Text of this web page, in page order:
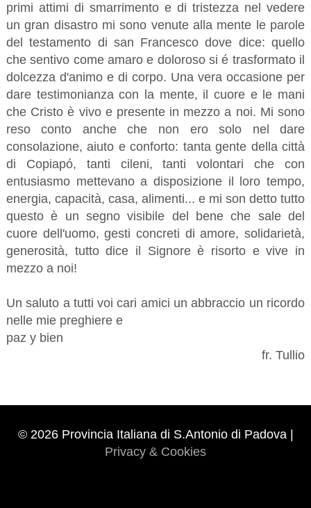
primi attimi di smarrimento e di tristezza nel vedere
un gran disastro mi sono venute alla mente le parole
del testamento di san Francesco dove dice: quello
che sentivo come amaro e doloroso si é trasformato il
dolcezza d'animo e di corpo. Una vera occasione per
dare testimonianza con la mente, il cuore e le mani
che Cristo è vivo e presente in mezzo a noi. Mi sono
reso conto anche che non ero solo nel dare
consolazione, aiuto e conforto: tanta gente della città
di Copiapó, tanti cileni, tanti volontari che con
entusiasmo mettevano a disposizione il loro tempo,
energia, capacità, casa, alimenti... e mi son detto tutto
questo è un segno visibile del bene che sale del
cuore dell'uomo, gesti concreti di amore, solidarietà,
generosità, tutto dice il Signore è risorto e vive in
mezzo a noi!
Un saluto a tutti voi cari amici un abbraccio un ricordo
nelle mie preghiere e
paz y bien
fr. Tullio
© 2026 Provincia Italiana di S.Antonio di Padova |
Privacy & Cookies